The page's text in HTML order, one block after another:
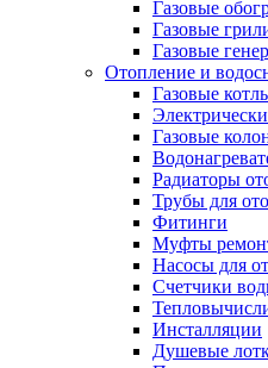
Газовые
Газовые
Газовые
Отопление и
Газовые
Газовые
Радиаторы
Трубы для
Фитинги
Муфты
Насосы для
Счетчики
Инсталляции
Душевые